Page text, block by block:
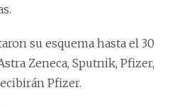
su esquema hasta el 30
Zeneca, Sputnik, Pfizer,
Pfizer.